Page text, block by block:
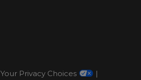
Your Privacy Choices